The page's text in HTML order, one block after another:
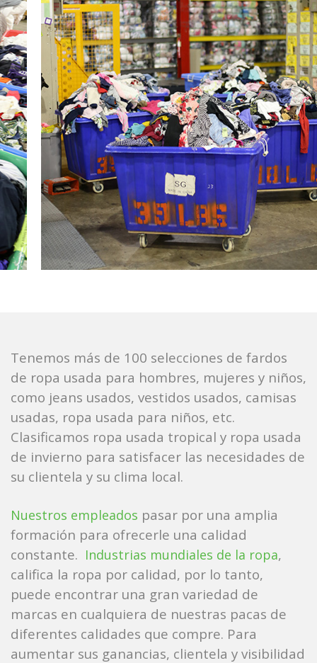
Tenemos más de 100 selecciones de fardos
de ropa usada para hombres, mujeres y niños,
como jeans usados, vestidos usados, camisas
usadas, ropa usada para niños, etc.
Clasificamos ropa usada tropical y ropa usada
de invierno para satisfacer las necesidades de
su clientela y su clima local.
Nuestros empleados pasar por una amplia
formación para ofrecerle una calidad
constante. Industrias mundiales de la ropa,
califica la ropa por calidad, por lo tanto,
puede encontrar una gran variedad de
marcas en cualquiera de nuestras pacas de
diferentes calidades que compre. Para
aumentar sus ganancias, clientela y visibilidad